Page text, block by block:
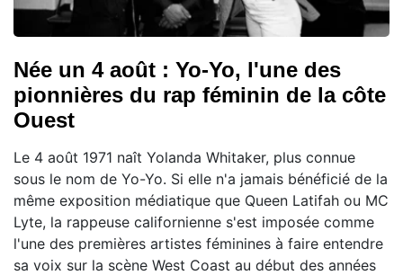
Née un 4 août : Yo-Yo, l'une des
pionnières du rap féminin de la côte
Ouest
Le 4 août 1971 naît Yolanda Whitaker, plus connue
sous le nom de Yo-Yo. Si elle n'a jamais bénéficié de la
même exposition médiatique que Queen Latifah ou MC
Lyte, la rappeuse californienne s'est imposée comme
l'une des premières artistes féminines à faire entendre
sa voix sur la scène West Coast au début des années